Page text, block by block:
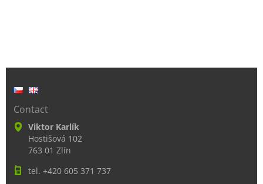
Contact
Viktor Karlík
Hostišová 102
763 01 Zlín
tel. +420 605 371 737